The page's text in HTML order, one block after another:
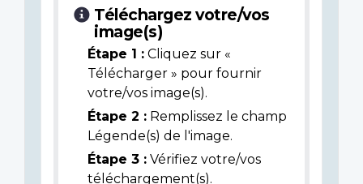
Téléchargez votre/vos
image(s)
Étape 1 : Cliquez sur «
Télécharger » pour fournir
votre/vos image(s).
Étape 2 : Remplissez le champ
Légende(s) de l'image.
Étape 3 : Vérifiez votre/vos
téléchargement(s).